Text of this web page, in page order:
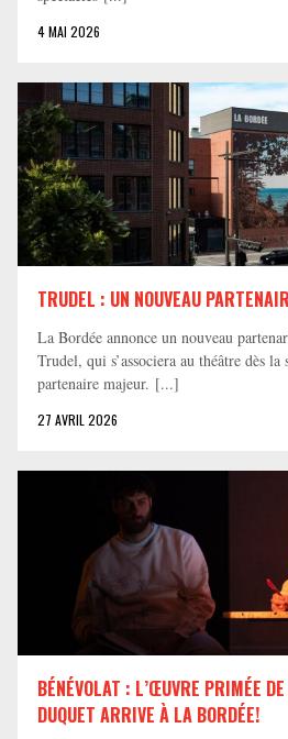
4 MAI 2026
TRUDEL : UN NOUVEAU
La Bordée annonce un nouveau
Trudel, qui s’associera au théâtre dès
partenaire majeur. [...]
27 AVRIL 2026
BÉNÉVOLAT : L’ŒUVRE PRIMÉE
DUQUET ARRIVE À LA BORDÉE!